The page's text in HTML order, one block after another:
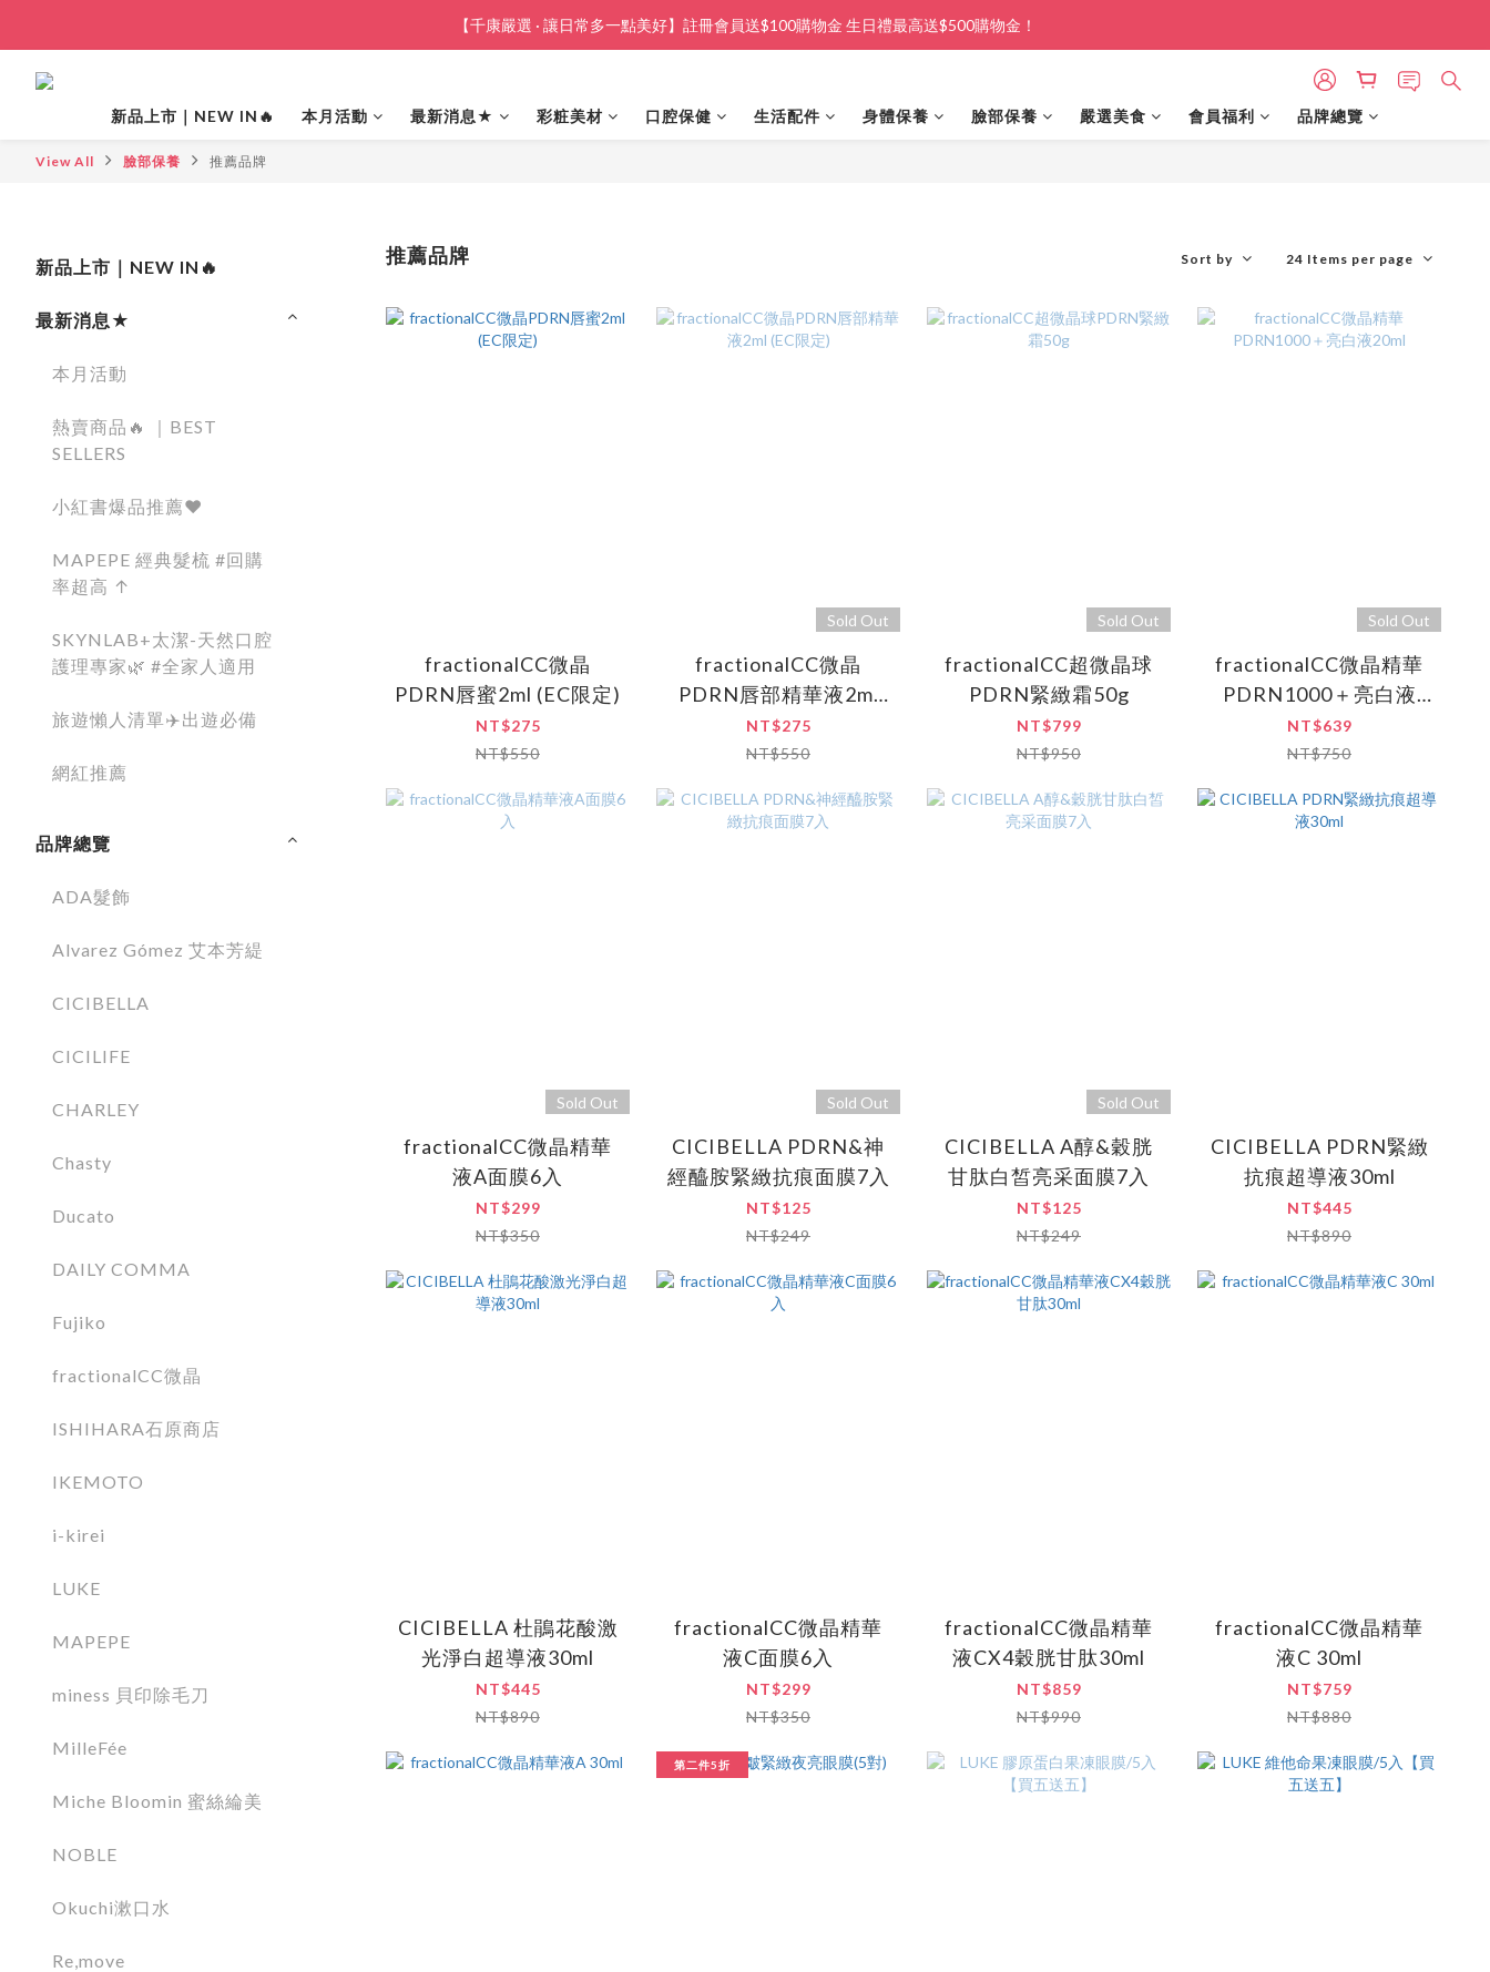
【千康嚴選 · 讓日常多一點美好】註冊會員送$100購物金 生日禮最高送$500購物金！
新品上市｜NEW IN🔥 本月活動 最新消息★ 彩粧美材 口腔保健 生活配件 身體保養 臉部保養 嚴選美食 會員福利 品牌總覽
View All 臉部保養 推薦品牌
新品上市｜NEW IN🔥
最新消息★
本月活動
熱賣商品🔥 ｜BEST
SELLERS
小紅書爆品推薦❤️
MAPEPE 經典髮梳 #回購
率超高 ↑
SKYNLAB+太潔-天然口腔
護理專家🌿 #全家人適用
旅遊懶人清單✈️出遊必備
網紅推薦
品牌總覽
ADA髮飾
Alvarez Gómez 艾本芳緹
CICIBELLA
CICILIFE
CHARLEY
Chasty
Ducato
DAILY COMMA
Fujiko
fractionalCC微晶
ISHIHARA石原商店
IKEMOTO
i-kirei
LUKE
MAPEPE
miness 貝印除毛刀
MilleFée
Miche Bloomin 蜜絲綸美
NOBLE
Okuchi漱口水
Re,move
推薦品牌 Sort by 24 Items per page
fractionalCC微晶
PDRN唇蜜2ml (EC限定)
NT$275
NT$550
Sold Out
fractionalCC微晶
PDRN唇部精華液2ml
(EC限定)
NT$275
NT$550
Sold Out
fractionalCC超微晶球
PDRN緊緻霜50g
NT$799
NT$950
Sold Out
fractionalCC微晶精華
PDRN1000＋亮白液
20ml
NT$639
NT$750
Sold Out
fractionalCC微晶精華
液A面膜6入
NT$299
NT$350
Sold Out
CICIBELLA PDRN&神
經醯胺緊緻抗痕面膜7入
NT$125
NT$249
Sold Out
CICIBELLA A醇&穀胱
甘肽白皙亮采面膜7入
NT$125
NT$249
CICIBELLA PDRN緊緻
抗痕超導液30ml
NT$445
NT$890
CICIBELLA 杜鵑花酸激
光淨白超導液30ml
NT$445
NT$890
fractionalCC微晶精華
液C面膜6入
NT$299
NT$350
fractionalCC微晶精華
液CX4穀胱甘肽30ml
NT$859
NT$990
fractionalCC微晶精華
液C 30ml
NT$759
NT$880
第二件5折